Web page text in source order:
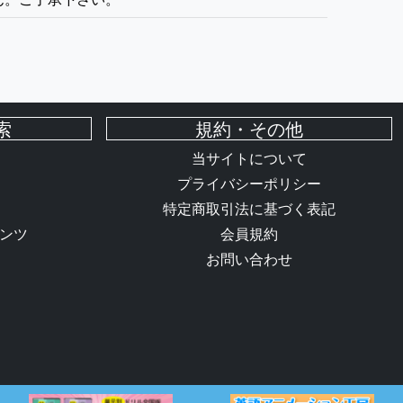
ツ
規約・その他
当サイトについて
プライバシーポリシー
特定商取引法に基づく表記
会員規約
お問い合わせ